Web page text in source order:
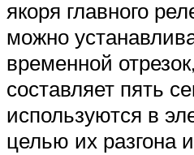
якоря главного
можно
временной
составляет пять
используются в
целью их разгона